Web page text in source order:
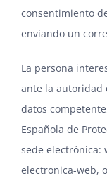
consentimiento
enviando un
La persona
ante la autoridad
datos
Española de
sede electrónica:
electronica-web,